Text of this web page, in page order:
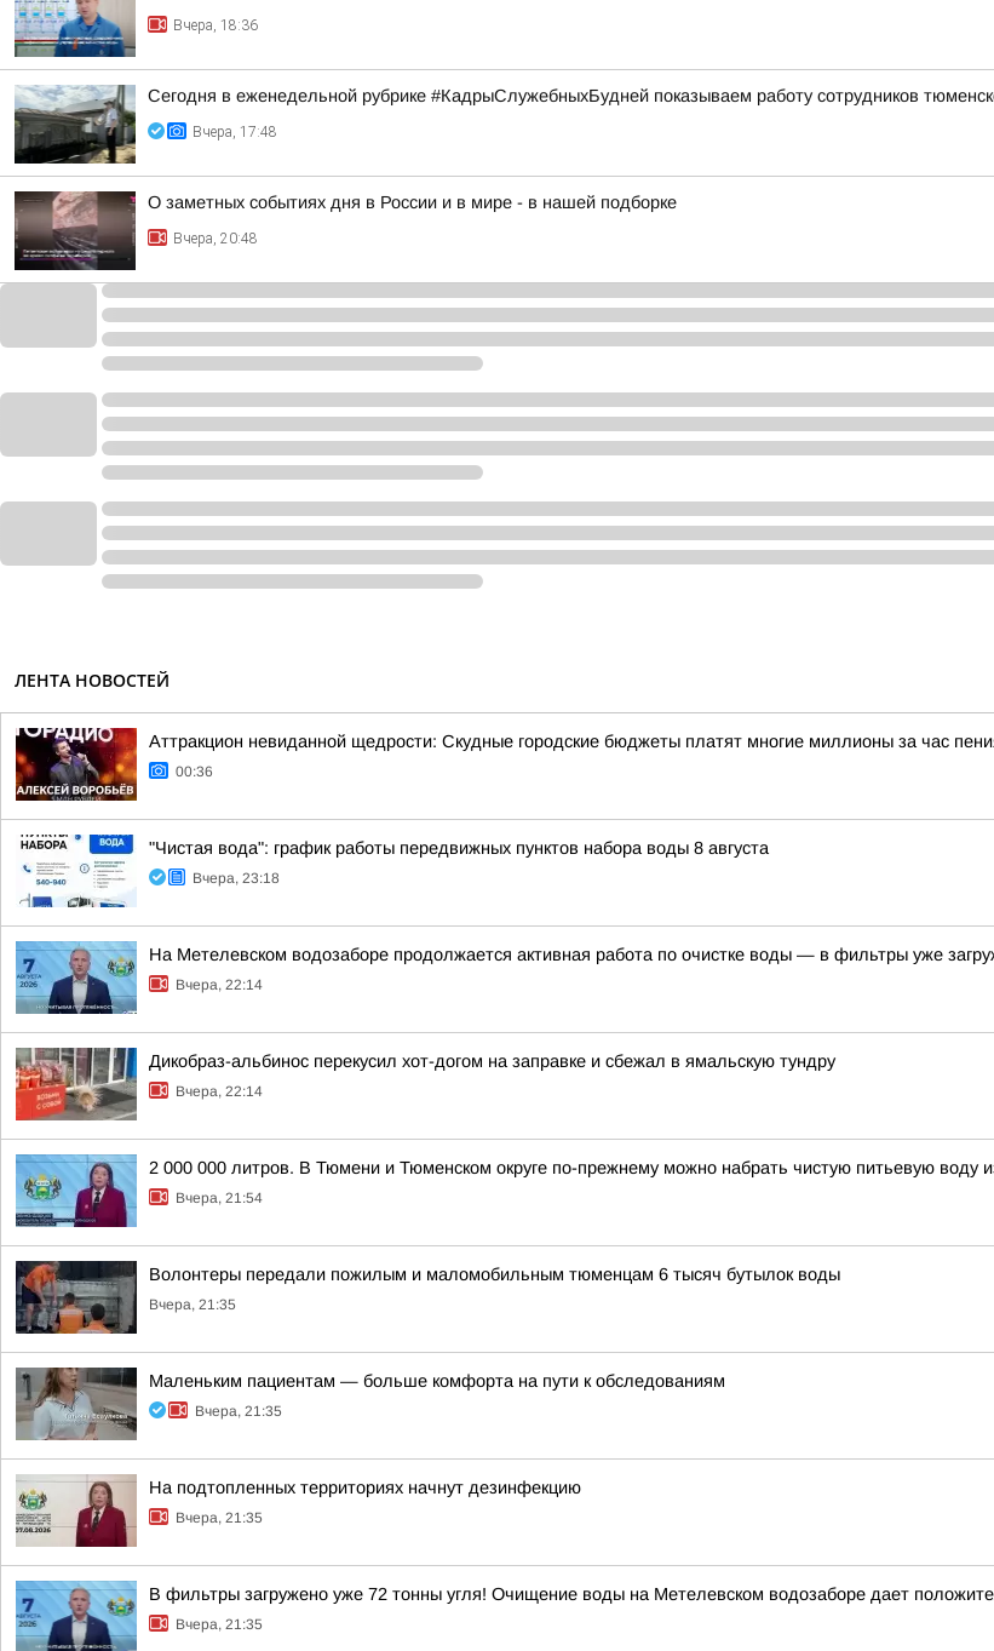
Вчера, 18:36
Сегодня в еженедельной рубрике #КадрыСлужебныхБудней показываем работу сотрудников
Вчера, 17:48
О заметных событиях дня в России и в мире - в нашей подборке
Вчера, 20:48
ЛЕНТА НОВОСТЕЙ
Аттракцион невиданной щедрости: Скудные городские бюджеты платят многие миллионы за час
00:36
"Чистая вода": график работы передвижных пунктов набора воды 8 августа
Вчера, 23:18
На Метелевском водозаборе продолжается активная работа по очистке воды — в фильтры уже
Вчера, 22:14
Дикобраз-альбинос перекусил хот-догом на заправке и сбежал в ямальскую тундру
Вчера, 22:14
2 000 000 литров. В Тюмени и Тюменском округе по-прежнему можно набрать чистую питьевую воду
Вчера, 21:54
Волонтеры передали пожилым и маломобильным тюменцам 6 тысяч бутылок воды
Вчера, 21:35
Маленьким пациентам — больше комфорта на пути к обследованиям
Вчера, 21:35
На подтопленных территориях начнут дезинфекцию
Вчера, 21:35
В фильтры загружено уже 72 тонны угля! Очищение воды на Метелевском водозаборе дает
Вчера, 21:35